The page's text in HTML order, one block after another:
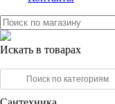
Искать в товарах